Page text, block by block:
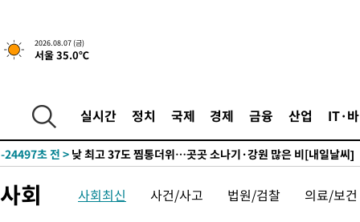
2026.08.07 (금)
서울 35.0℃
실시간 정치 국제 경제 금융 산업 IT·
21분 전 >민주 콩고 에볼라환자 4천명 돌파, 4053명 발생 1850명 사망
-26563초 전 >
-26526초 전 >
[단독]중수청 지원 검사들, 정원 초과 시 낮은 계급 임용…희망
갈 수도
-24497초 전 >
낮 최고 37도 찜통더위…곳곳 소나기·강원 많은 비[내일날씨]
-22803초 전 >SK하이닉스, 용인·청주 팹에 54조 투자…"AI 메모리 수요 선
응"
-19659초 전 >
여자배구 이재영·이다영 자매, 아제르바이잔 투란VC 입단
사회 사회최신 사건/사고 법원/검찰 의료/보건